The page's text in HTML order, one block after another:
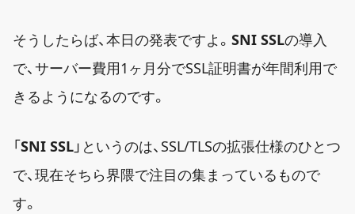
そうしたらば、本日の発表ですよ。 SNI SSLの導入
で、サーバー費用1ヶ月分でSSL証明書が年間利用で
きるようになるのです。
「SNI SSL」というのは、SSL/TLSの拡張仕様のひとつ
で、現在そちら界隈で注目の集まっているもので
す。